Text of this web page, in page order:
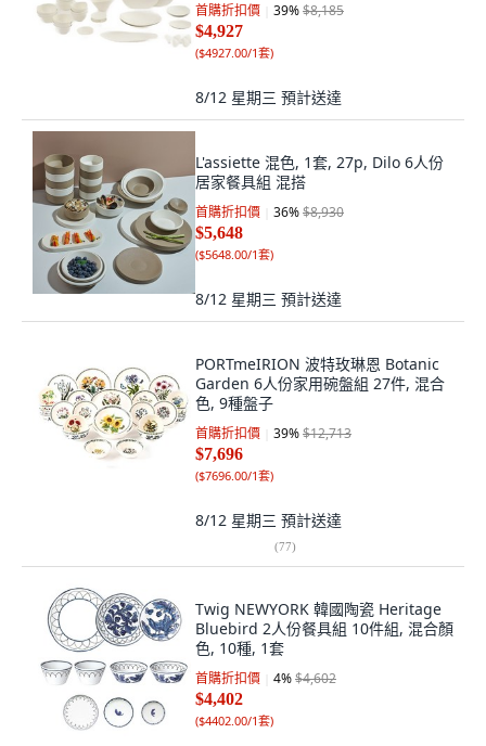
首購折扣價 39%$8,185
$4,927
($4927.00/1套)
8/12 星期三 預計送達
L'assiette 混色, 1套, 27p, Dilo 6人份
居家餐具組 混搭
首購折扣價 36%$8,930
$5,648
($5648.00/1套)
8/12 星期三 預計送達
PORTmeIRION 波特玫琳恩 Botanic
Garden 6人份家用碗盤組 27件, 混合
色, 9種盤子
首購折扣價 39%$12,713
$7,696
($7696.00/1套)
8/12 星期三 預計送達
(77)
Twig NEWYORK 韓國陶瓷 Heritage
Bluebird 2人份餐具組 10件組, 混合顏
色, 10種, 1套
首購折扣價 4%$4,602
$4,402
($4402.00/1套)